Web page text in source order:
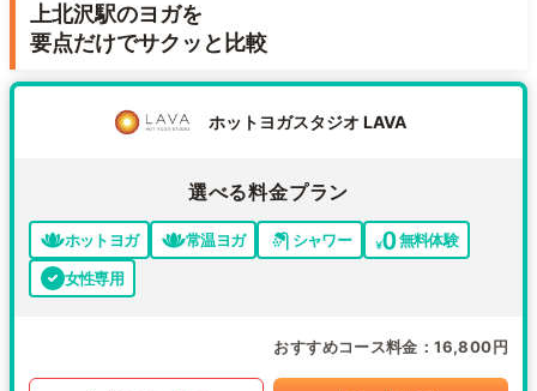
上北沢駅のヨガを
要点だけでサクッと比較
ホットヨガスタジオ LAVA
選べる料金プラン
ホットヨガ 常温ヨガ シャワー
無料体験
女性専用
おすすめコース料金 16,800円